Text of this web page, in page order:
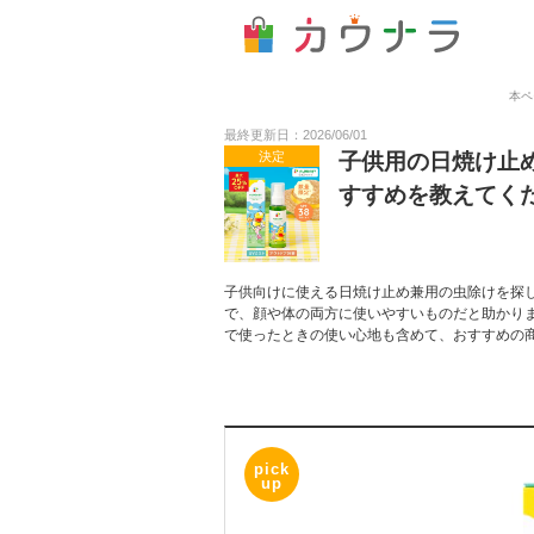
本
最終更新日：2026/06/01
決定
子供用の日焼け止
すすめを教えてく
子供向けに使える日焼け止め兼用の虫除けを
で、顔や体の両方に使いやすいものだと助か
で使ったときの使い心地も含めて、おすすめの
pick
up